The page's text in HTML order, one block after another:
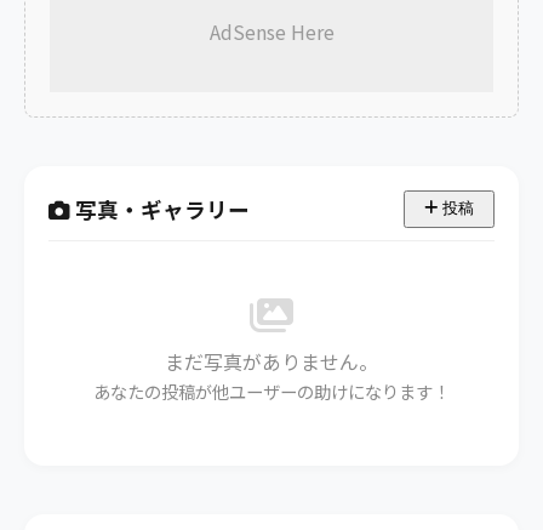
AdSense Here
写真・ギャラリー 投稿
まだ写真がありません。
あなたの投稿が他ユーザーの助けになります！